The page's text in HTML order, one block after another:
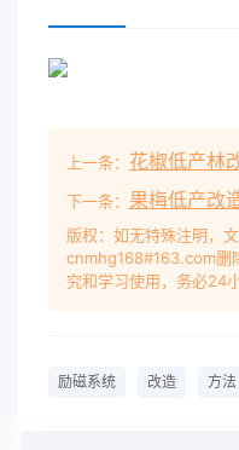
流式励磁件是可编程
式,甚至还机器检修和
调试工作。改造后的
的形式接人励磁监控
电工技术研究全满足
式4改造方法经验总
年就开始使用,设备的
上一条： 花椒低产林
下一条： 果梅低产改
版权：如无特殊注明，
cnmhg168#163.com删
究和学习使用，务必24
励磁系统 改造 方法